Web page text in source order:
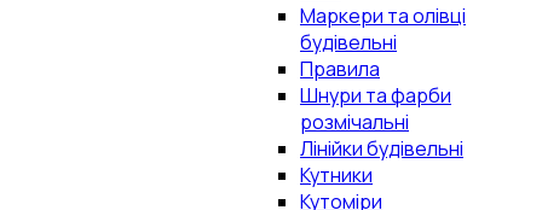
Маркери та олівці
будівельні
Правила
Шнури та фарби
розмічальні
Лінійки будівельні
Кутники
Кутоміри